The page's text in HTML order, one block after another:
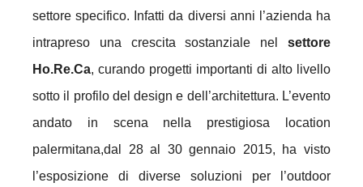
settore specifico. Infatti da diversi anni l’azienda ha
intrapreso una crescita sostanziale nel settore
Ho.Re.Ca, curando progetti importanti di alto livello
sotto il profilo del design e dell’architettura. L’evento
andato in scena nella prestigiosa location
palermitana,dal 28 al 30 gennaio 2015, ha visto
l’esposizione di diverse soluzioni per l’outdoor